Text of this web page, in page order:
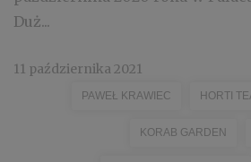
Duż...
11 października 2021
PAWEŁ KRAWIEC HORTI
KORAB GARDEN